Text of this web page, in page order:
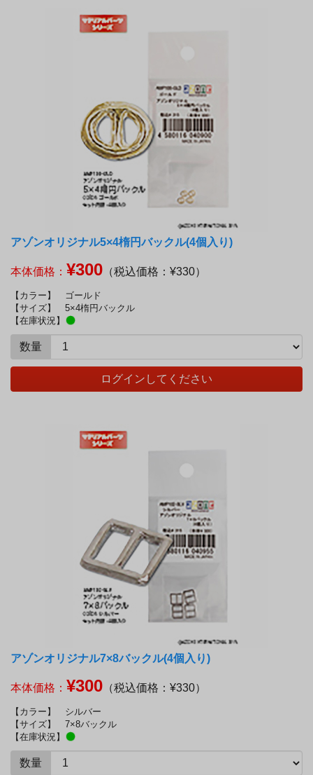
アゾンオリジナル5×4楕円バックル(4個入り)
本体価格： ¥300 （税込価格：¥330）
【カラー】
ゴールド
【サイズ】
5×4楕円バックル
【在庫状況】
数量
ログインしてください
アゾンオリジナル7×8バックル(4個入り)
本体価格： ¥300 （税込価格：¥330）
【カラー】
シルバー
【サイズ】
7×8バックル
【在庫状況】
数量